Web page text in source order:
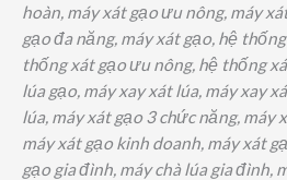
hoàn, máy xát gạo ưu nông, máy
gạo đa năng, máy xát gạo, hệ
thống xát gạo ưu nông, hệ thống
lúa gạo, máy xay xát lúa, máy xay
lúa, máy xát gạo 3 chức năng, máy
máy xát gạo kinh doanh, máy xát
gạo gia đình, máy chà lúa gia đình,